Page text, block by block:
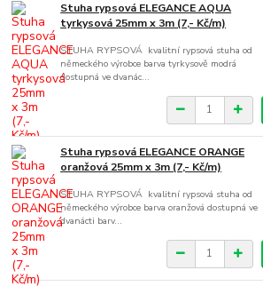
Stuha rypsová ELEGANCE AQUA
tyrkysová 25mm x 3m (7,- Kč/m)
STUHA RYPSOVÁ kvalitní rypsová stuha od
německého výrobce barva tyrkysově modrá
dostupná ve dvanác...
Stuha rypsová ELEGANCE ORANGE
oranžová 25mm x 3m (7,- Kč/m)
STUHA RYPSOVÁ kvalitní rypsová stuha od
německého výrobce barva oranžová dostupná ve
dvanácti barv...